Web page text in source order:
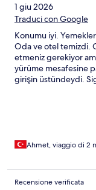
1 giu 2026
Traduci con Google
Konumu iyi.
Oda ve otel temizdi.
etmeniz gerekiyor
yürüme mesafesine
girişin üstündeydi.
Ahmet, viaggio di 2
Recensione verificata